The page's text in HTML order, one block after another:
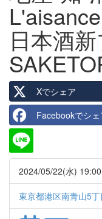
日本酒
Xでシェア
Facebookでシェ
2024/05/22(水)
東京都港区南青山5